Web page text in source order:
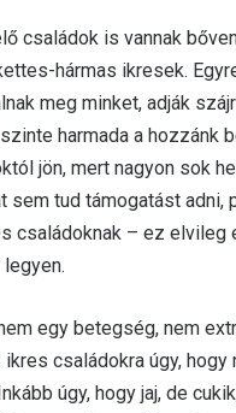
családok is vannak
hármas ikresek.
meg minket, adják
harmada a hozzánk
jön, mert nagyon sok
sem tud támogatást adni,
családoknak – ez elvileg
egy betegség, nem
családokra úgy, hogy
úgy, hogy jaj, de